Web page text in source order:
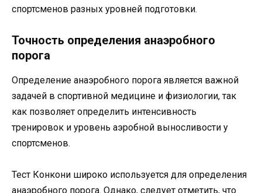
спортсменов разных уровней подготовки.
Точность определения анаэробного
порога
Определение анаэробного порога является важной
задачей в спортивной медицине и физиологии, так
как позволяет определить интенсивность
тренировок и уровень аэробной выносливости у
спортсменов.
Тест Конкони широко используется для определения
анаэробного порога. Однако, следует отметить, что